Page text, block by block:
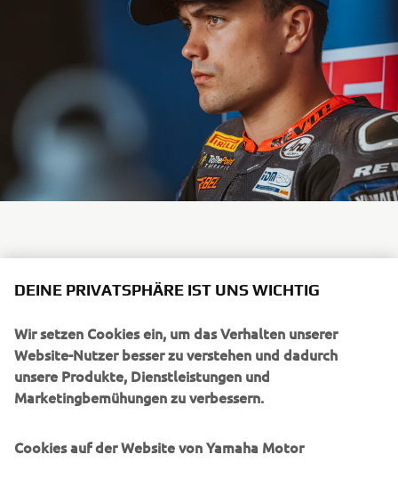
„Geduld und die Erkenntnis, dass man nicht alles
man beeinflussen kann, gibt sein Bestes und bleibt positiv.
Früher oder später wendet sich das Blatt wieder.“
Mit Blick auf die kommende Saison zeigt er sich
vorne mitfahren. Dieses Jahr war der Aufbau, jetzt haben
DEINE PRIVATSPHÄRE IST UNS WICHTIG
Wir setzen Cookies ein, um das Verhalten unserer
Website-Nutzer besser zu verstehen und dadurch
unsere Produkte, Dienstleistungen und
Marketingbemühungen zu verbessern.
Cookies auf der Website von Yamaha Motor